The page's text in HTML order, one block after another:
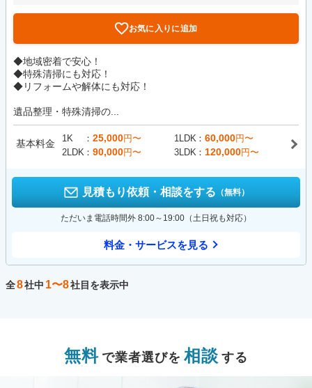
お気に入りに追加
◆地域密着で安心！
◆特殊清掃にも対応！
◆リフォームや解体にも対応！
遺品整理・特殊清掃の...
基本料金 1K 25,000円〜 1LDK 60,000円〜
2LDK
90,000円〜 3LDK 120,000円〜
見積もり依頼・相談をする （無料）
ただいま電話時間外 8:00～19:00（土日祝も対応）
料金・サービスを見る
全8社中 1〜8社目を表示中
無料 で業者選びを 相談 する